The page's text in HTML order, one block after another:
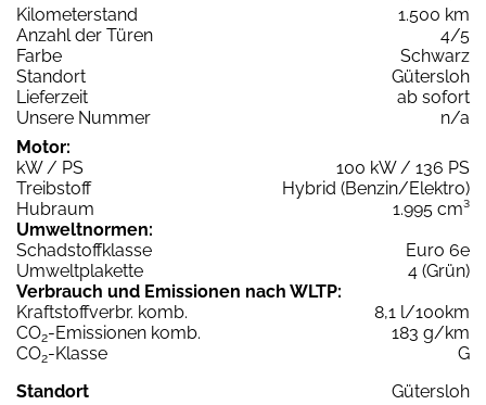
Kilometerstand
1.500 km
Anzahl der Türen
4/5
Farbe
Schwarz
Standort
Gütersloh
Lieferzeit
ab sofort
Unsere Nummer
n/a
Motor:
kW / PS
100 kW / 136 PS
Treibstoff
Hybrid (Benzin/Elektro)
Hubraum
1.995 cm³
Umweltnormen:
Schadstoffklasse
Euro 6e
Umweltplakette
4 (Grün)
Verbrauch und Emissionen nach WLTP:
Kraftstoffverbr. komb.
8,1 l/100km
CO2-Emissionen komb.
183 g/km
CO2-Klasse
G
Standort
Gütersloh